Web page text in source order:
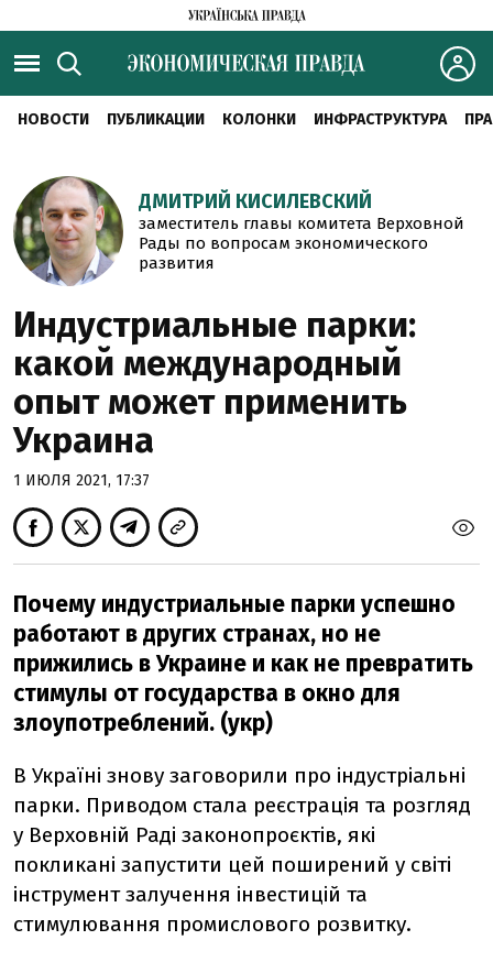
НОВОСТИ ПУБЛИКАЦИИ КОЛОНКИ ИНФРАСТРУКТУРА
ДМИТРИЙ КИСИЛЕВСКИЙ
заместитель главы комитета Верховной
Рады по вопросам экономического
развития
Индустриальные парки:
какой международный
опыт может применить
Украина
1 ИЮЛЯ 2021, 17:37
Почему индустриальные парки успешно
работают в других странах, но не
прижились в Украине и как не превратить
стимулы от государства в окно для
злоупотреблений. (укр)
В Україні знову заговорили про індустріальні
парки. Приводом стала реєстрація та розгляд
у Верховній Раді законопроєктів, які
покликані запустити цей поширений у світі
інструмент залучення інвестицій та
стимулювання промислового розвитку.